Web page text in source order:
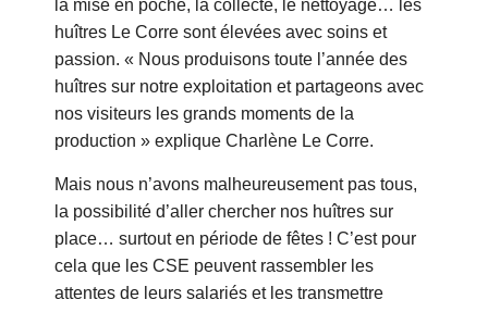
la mise en poche, la collecte, le nettoyage… les
huîtres Le Corre sont élevées avec soins et
passion. « Nous produisons toute l’année des
huîtres sur notre exploitation et partageons avec
nos visiteurs les grands moments de la
production » explique Charlène Le Corre.
Mais nous n’avons malheureusement pas tous,
la possibilité d’aller chercher nos huîtres sur
place… surtout en période de fêtes ! C’est pour
cela que les CSE peuvent rassembler les
attentes de leurs salariés et les transmettre